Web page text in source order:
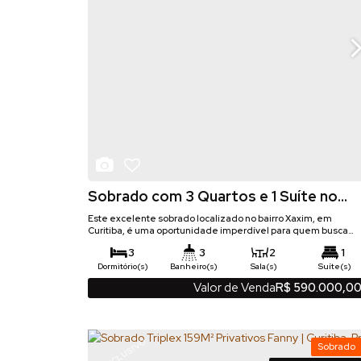
Sobrado com 3 Quartos e 1 Suíte no
Xaxim - Curitiba
R$ 590.000,00
Valor de Venda
3
Dormitório(s)
3
Banheiro(s)
Privativo:115.00m²
2
Sala(s)
1
Suíte(s)
Total:140.35m²
2
Este excelente sobrado localizado no bairro Xaxim, em
Curitiba, é uma oportunidade imperdível para quem busca
praticidade e ótima localização. Com cômodos bem
distribuídos, o imóvel oferece ambientes ensolarados e
funcionais, ideais para o dia a dia da sua família. Destaques do
imóvel: 3 quartos, sendo 1 suíte espaçosa Banheiro social no
piso superior e lavabo no térreo 115 m² de...
Sobrado